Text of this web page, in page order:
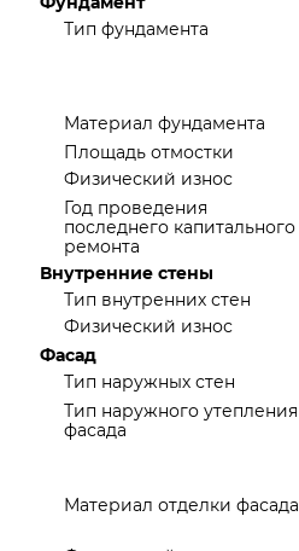
Тип фундамента
Материал фундамента
Площадь отмостки
Физический износ
Год проведения
последнего капитального
ремонта
Внутренние стены
Тип внутренних стен
Физический износ
Фасад
Тип наружных стен
Тип наружного утепления
фасада
Материал отделки фасада